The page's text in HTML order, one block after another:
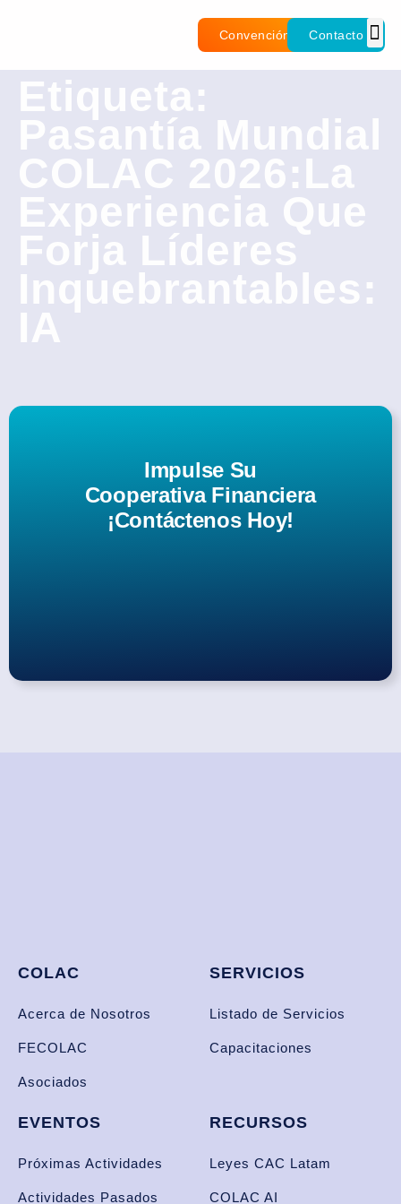
Convención Contacto
Etiqueta:
Pasantía Mundial
COLAC 2026:La
Experiencia Que
Forja Líderes
Inquebrantables:
IA
Impulse Su
Cooperativa Financiera
¡Contáctenos Hoy!
COLAC
Acerca de Nosotros
FECOLAC
Asociados
SERVICIOS
Listado de Servicios
Capacitaciones
EVENTOS
Próximas Actividades
Actividades Pasados
RECURSOS
Leyes CAC Latam
COLAC AI